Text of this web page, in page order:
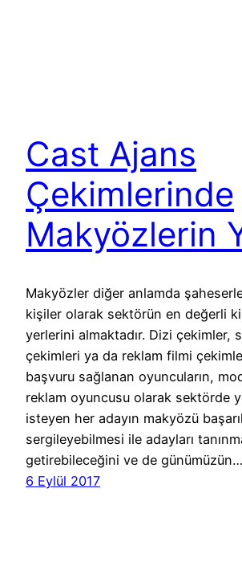
Cast Ajans
Çekimlerinde
Makyözlerin
Makyözler diğer anlamda
kişiler olarak sektörün en değerli
yerlerini almaktadır. Dizi çekimler,
çekimleri ya da reklam filmi
başvuru sağlanan oyuncuların,
reklam oyuncusu olarak sektörde
isteyen her adayın makyözü
sergileyebilmesi ile adayları
getirebileceğini ve de günümüzün…
6 Eylül 2017